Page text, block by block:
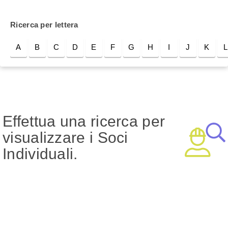
Ricerca per lettera
A B C D E F G H I J K L
Effettua una ricerca per
visualizzare i Soci
Individuali.